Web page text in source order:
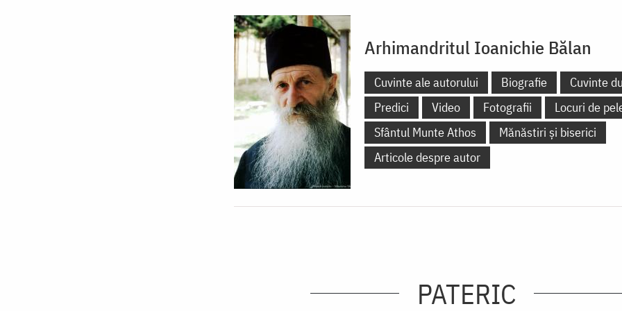
Arhimandritul Ioanichie Bălan
Cuvinte ale autorului Biografie
Cuvinte
Predici
Video Fotografii
Locuri de
Sfântul Munte Athos
Mănăstiri și biserici
Articole despre autor
PATERIC